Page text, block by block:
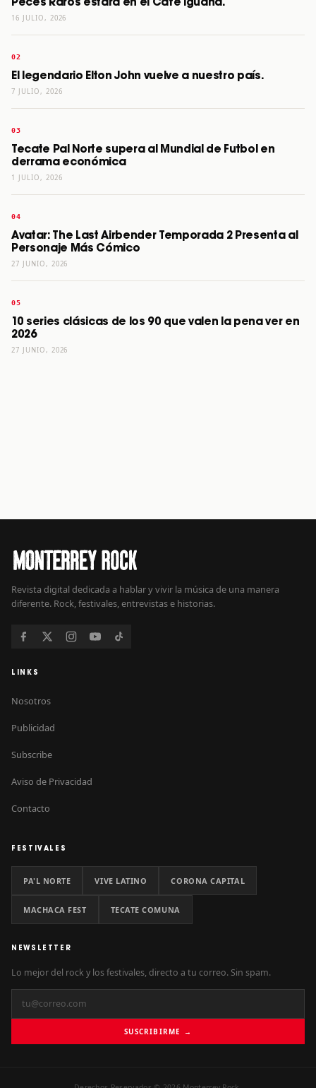
Peces Raros estará en el Café Iguana.
16 JULIO, 2026
El legendario Elton John vuelve a nuestro país.
7 JULIO, 2026
Tecate Pal Norte supera al Mundial de Futbol en
derrama económica
1 JULIO, 2026
Avatar: The Last Airbender Temporada 2 Presenta al
Personaje Más Cómico
27 JUNIO, 2026
10 series clásicas de los 90 que valen la pena ver en
2026
27 JUNIO, 2026
Revista digital dedicada a hablar y vivir la música de una manera
diferente. Rock, festivales, entrevistas e historias.
LINKS
Nosotros
Publicidad
Subscribe
Aviso de Privacidad
Contacto
FESTIVALES
PA'L NORTE VIVE LATINO CORONA CAPITAL
MACHACA FEST TECATE COMUNA
NEWSLETTER
Lo mejor del rock y los festivales, directo a tu correo. Sin spam.
SUSCRIBIRME →